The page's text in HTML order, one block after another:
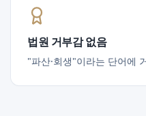
법원 거부감 없음
"파산·회생"이라는 단어에